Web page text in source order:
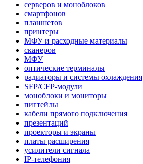
серверов и моноблоков
смартфонов
планшетов
принтеры
МФУ и расходные материалы
сканеров
МФУ
оптические терминалы
радиаторы и системы охлаждения
SFP/CFP-модули
моноблоки и мониторы
пигтейлы
кабели прямого подключения
презентаций
проекторы и экраны
платы расширения
усилители сигнала
IP-телефония